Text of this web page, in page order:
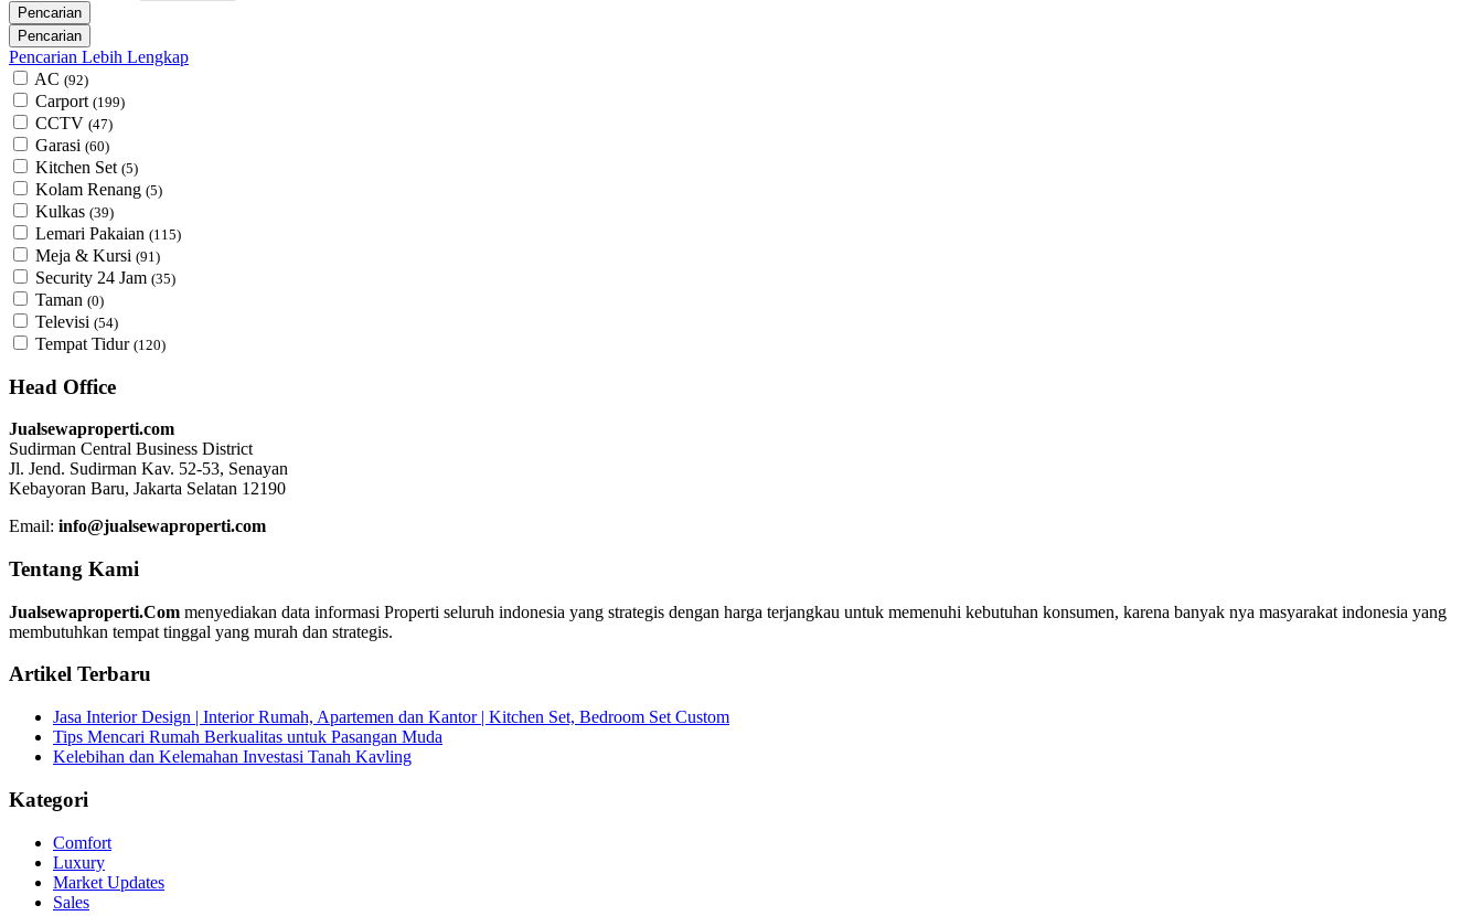
Pencarian Lebih Lengkap
AC (92)
Carport (199)
CCTV (47)
Garasi (60)
Kitchen Set (5)
Kolam Renang (5)
Kulkas (39)
Lemari Pakaian (115)
Meja & Kursi (91)
Security 24 Jam (35)
Taman (0)
Televisi (54)
Tempat Tidur (120)
Head Office
Jualsewaproperti.com
Sudirman Central Business District
Jl. Jend. Sudirman Kav. 52-53, Senayan
Kebayoran Baru, Jakarta Selatan 12190
Email: info@jualsewaproperti.com
Tentang Kami
Jualsewaproperti.Com menyediakan data informasi Properti seluruh indonesia yang strategis dengan harga terjangkau untuk memenuhi kebutuhan konsumen, karena banyak nya masyarakat indonesia yang
membutuhkan tempat tinggal yang murah dan strategis.
Artikel Terbaru
Jasa Interior Design | Interior Rumah, Apartemen dan Kantor | Kitchen Set, Bedroom Set Custom
Tips Mencari Rumah Berkualitas untuk Pasangan Muda
Kelebihan dan Kelemahan Investasi Tanah Kavling
Kategori
Comfort
Luxury
Market Updates
Sales